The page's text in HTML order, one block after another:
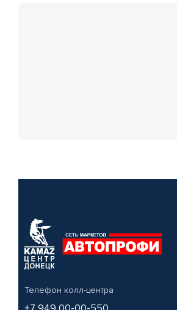
Телефон колл-центра